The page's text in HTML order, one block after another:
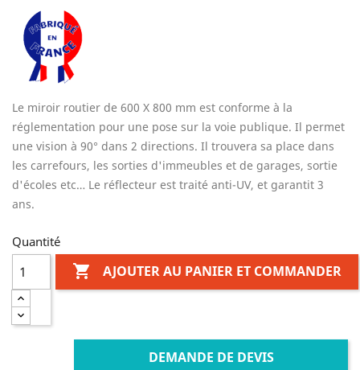
Le miroir routier de 600 X 800 mm est conforme à la
réglementation pour une pose sur la voie publique. Il permet
une vision à 90° dans 2 directions. Il trouvera sa place dans
les carrefours, les sorties d'immeubles et de garages, sortie
d'écoles etc… Le réflecteur est traité anti-UV, et garantit 3
ans.
Quantité
 AJOUTER AU PANIER ET COMMANDER
DEMANDE DE DEVIS